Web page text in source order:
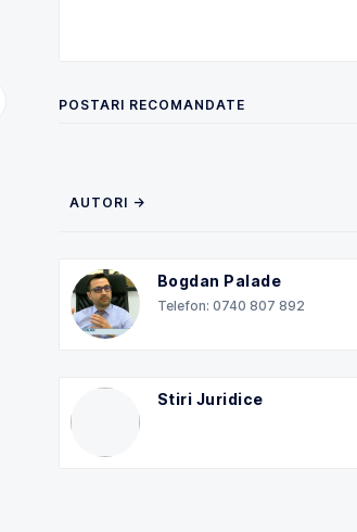
POSTARI RECOMANDATE
AUTORI →
Bogdan Palade
Telefon: 0740 807 892
Stiri Juridice